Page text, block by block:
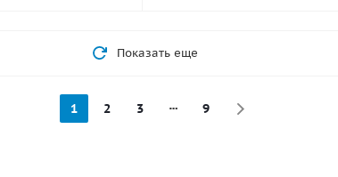
Показать еще
1 2 3 9